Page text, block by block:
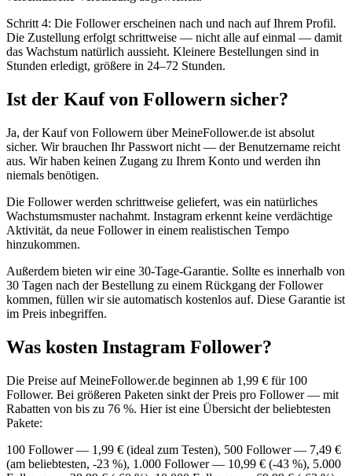
Schritt 4: Die Follower erscheinen nach und nach auf Ihrem Profil.
Die Zustellung erfolgt schrittweise — nicht alle auf einmal — damit
das Wachstum natürlich aussieht. Kleinere Bestellungen sind in
Stunden erledigt, größere in 24–72 Stunden.
Ist der Kauf von Followern sicher?
Ja, der Kauf von Followern über MeineFollower.de ist absolut
sicher. Wir brauchen Ihr Passwort nicht — der Benutzername reicht
aus. Wir haben keinen Zugang zu Ihrem Konto und werden ihn
niemals benötigen.
Die Follower werden schrittweise geliefert, was ein natürliches
Wachstumsmuster nachahmt. Instagram erkennt keine verdächtige
Aktivität, da neue Follower in einem realistischen Tempo
hinzukommen.
Außerdem bieten wir eine 30-Tage-Garantie. Sollte es innerhalb von
30 Tagen nach der Bestellung zu einem Rückgang der Follower
kommen, füllen wir sie automatisch kostenlos auf. Diese Garantie ist
im Preis inbegriffen.
Was kosten Instagram Follower?
Die Preise auf MeineFollower.de beginnen ab 1,99 € für 100
Follower. Bei größeren Paketen sinkt der Preis pro Follower — mit
Rabatten von bis zu 76 %. Hier ist eine Übersicht der beliebtesten
Pakete:
100 Follower — 1,99 € (ideal zum Testen), 500 Follower — 7,49 €
(am beliebtesten, -23 %), 1.000 Follower — 10,99 € (-43 %), 5.000